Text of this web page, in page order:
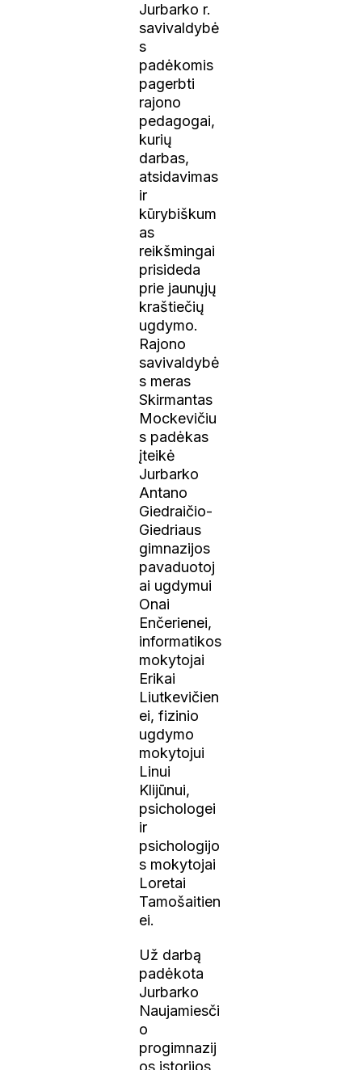
Jurbarko r.
savivaldybė
s
padėkomis
pagerbti
rajono
pedagogai,
kurių
darbas,
atsidavimas
ir
kūrybiškum
as
reikšmingai
prisideda
prie jaunųjų
kraštiečių
ugdymo.
Rajono
savivaldybė
s meras
Skirmantas
Mockevičiu
s padėkas
įteikė
Jurbarko
Antano
Giedraičio-
Giedriaus
gimnazijos
pavaduotoj
ai ugdymui
Onai
Enčerienei,
informatikos
mokytojai
Erikai
Liutkevičien
ei, fizinio
ugdymo
mokytojui
Linui
Klijūnui,
psichologei
ir
psichologijo
s mokytojai
Loretai
Tamošaitien
ei.
Už darbą
padėkota
Jurbarko
Naujamiesči
o
progimnazij
os istorijos